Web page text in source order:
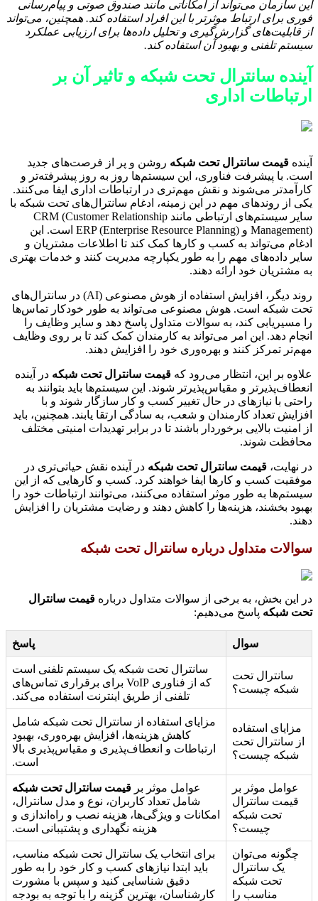
این سازمان می‌تواند از امکاناتی مانند صندوق صوتی و پیام‌رسانی
فوری برای ارتباط موثرتر با این افراد استفاده کند. همچنین، می‌تواند
از قابلیت‌های گزارش‌گیری و تحلیل داده‌ها برای ارزیابی عملکرد
سیستم تلفنی و بهبود آن استفاده کند.
آینده سانترال تحت شبکه و تاثیر آن بر
ارتباطات اداری
آینده قیمت سانترال تحت شبکه روشن و پر از فرصت‌های جدید
است. با پیشرفت فناوری، این سیستم‌ها روز به روز پیشرفته‌تر و
کارآمدتر می‌شوند و نقش مهم‌تری در ارتباطات اداری ایفا می‌کنند.
یکی از روندهای مهم در این زمینه، ادغام سانترال‌های تحت شبکه با
سایر سیستم‌های ارتباطی مانند CRM (Customer Relationship
Management) و ERP (Enterprise Resource Planning) است. این
ادغام می‌تواند به کسب و کارها کمک کند تا اطلاعات مشتریان و
سایر داده‌های مهم را به طور یکپارچه مدیریت کنند و خدمات بهتری
به مشتریان خود ارائه دهند.
روند دیگر، افزایش استفاده از هوش مصنوعی (AI) در سانترال‌های
تحت شبکه است. هوش مصنوعی می‌تواند به طور خودکار تماس‌ها
را مسیریابی کند، به سوالات متداول پاسخ دهد و سایر وظایف را
انجام دهد. این امر می‌تواند به کارمندان کمک کند تا بر روی وظایف
مهم‌تر تمرکز کنند و بهره‌وری خود را افزایش دهند.
علاوه بر این، انتظار می‌رود که قیمت سانترال تحت شبکه در آینده
انعطاف‌پذیرتر و مقیاس‌پذیرتر شوند. این سیستم‌ها باید بتوانند به
راحتی با نیازهای در حال تغییر کسب و کار سازگار شوند و با
افزایش تعداد کارمندان و شعب، به سادگی ارتقا یابند. همچنین، باید
از امنیت بالایی برخوردار باشند تا در برابر تهدیدات امنیتی مختلف
محافظت شوند.
در نهایت، قیمت سانترال تحت شبکه در آینده نقش حیاتی‌تری در
موفقیت کسب و کارها ایفا خواهند کرد. کسب و کارهایی که از این
سیستم‌ها به طور موثر استفاده می‌کنند، می‌توانند ارتباطات خود را
بهبود بخشند، هزینه‌ها را کاهش دهند و رضایت مشتریان را افزایش
دهند.
سوالات متداول درباره سانترال تحت شبکه
در این بخش، به برخی از سوالات متداول درباره قیمت سانترال
تحت شبکه پاسخ می‌دهیم:
سوال پاسخ
سانترال تحت
شبکه چیست؟
سانترال تحت شبکه یک سیستم تلفنی است
که از فناوری VoIP برای برقراری تماس‌های
تلفنی از طریق اینترنت استفاده می‌کند.
مزایای استفاده
از سانترال تحت
شبکه چیست؟
مزایای استفاده از سانترال تحت شبکه شامل
کاهش هزینه‌ها، افزایش بهره‌وری، بهبود
ارتباطات و انعطاف‌پذیری و مقیاس‌پذیری بالا
است.
عوامل موثر بر
قیمت سانترال
تحت شبکه
چیست؟
عوامل موثر بر قیمت سانترال تحت شبکه
شامل تعداد کاربران، نوع و مدل سانترال،
امکانات و ویژگی‌ها، هزینه نصب و راه‌اندازی و
هزینه نگهداری و پشتیبانی است.
چگونه می‌توان
یک سانترال
تحت شبکه
مناسب را
برای انتخاب یک سانترال تحت شبکه مناسب،
باید ابتدا نیازهای کسب و کار خود را به طور
دقیق شناسایی کنید و سپس با مشورت
کارشناسان، بهترین گزینه را با توجه به بودجه